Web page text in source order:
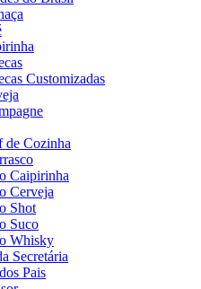
Customizadas
de Cozinha
Caipirinha
Cerveja
Shot
Suco
Whisky
Secretária
Pais